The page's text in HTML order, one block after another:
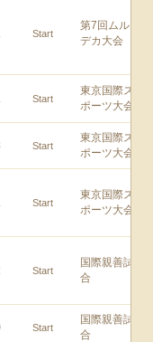
Start
第7回ムル
デカ大会
Start
東京国際ス
ポーツ大会
Start
東京国際ス
ポーツ大会
Start
東京国際ス
ポーツ大会
Start
国際親善試
合
Start
国際親善試
合